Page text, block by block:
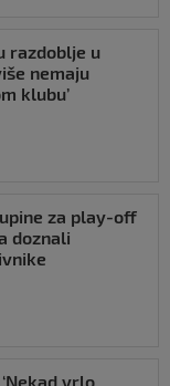
razdoblje u
nemaju
klubu’
za play-off
doznali
vrlo